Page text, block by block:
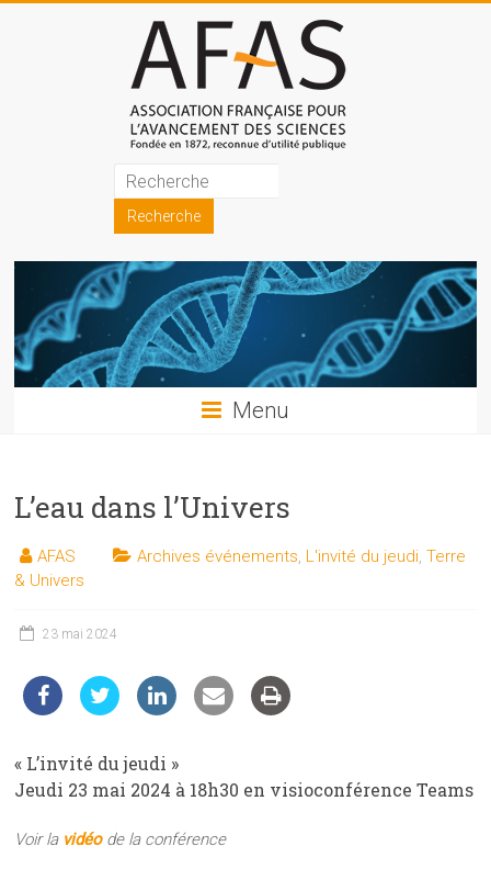
Association
française
pour
l'avancement
des
sciences
les
et
les
auprès
public
Menu
L’eau dans l’Univers
AFAS Archives événements L'invité du jeudi ,Terre
& Univers
23 mai 2024
« L’invité du jeudi »
Jeudi 23 mai 2024 à 18h30 en visioconférence Teams
Voir la vidéode la conférence